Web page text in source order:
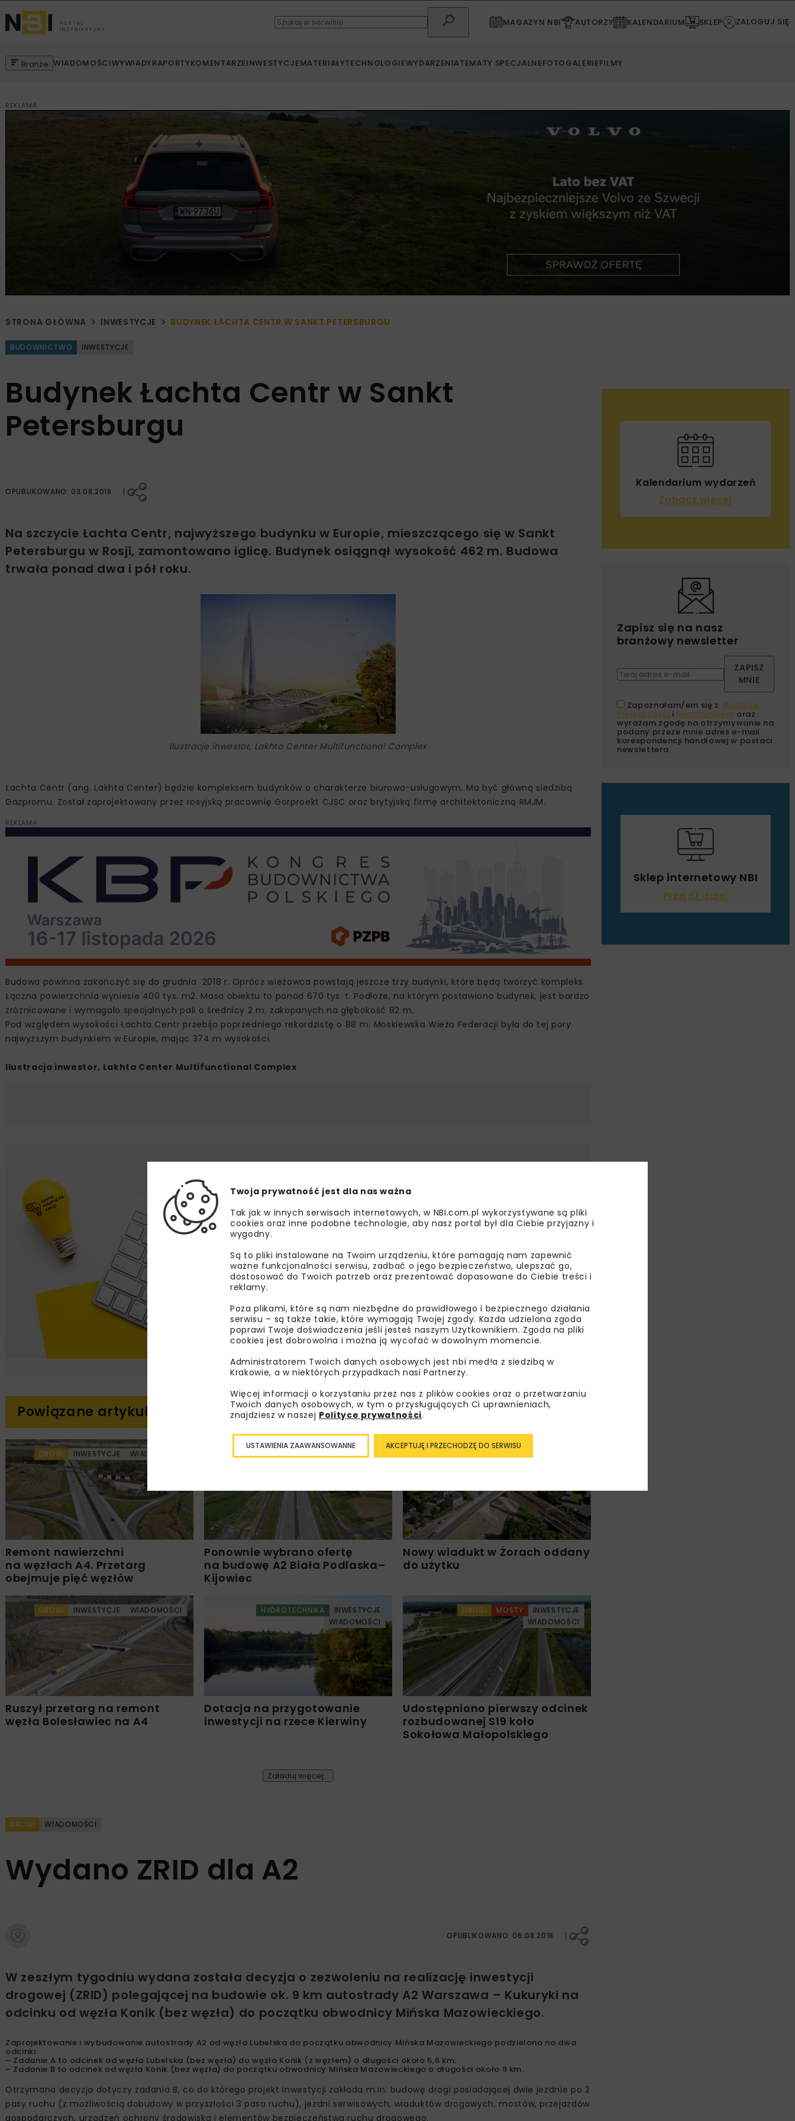
MAGAZYN NBI AUTORZY KALENDARIUM SKLEP ZALOGUJ SIĘ
Branże WIADOMOŚCIWYWIADYRAPORTYKOMENTARZEINWESTYCJEMATERIAŁYTECHNOLOGIEWYDARZENIATEMATY SPECJALNEFOTOGALERIEFILMY
REKLAMA
STRONA GŁÓWNA INWESTYCJE BUDYNEK ŁACHTA CENTR W SANKT PETERSBURGU
BUDOWNICTWO INWESTYCJE
Budynek Łachta Centr w Sankt
Petersburgu
OPUBLIKOWANO: 03.08.2018
Na szczycie Łachta Centr, najwyższego budynku w Europie, mieszczącego się w Sankt
Petersburgu w Rosji, zamontowano iglicę. Budynek osiągnął wysokość 462 m. Budowa
trwała ponad dwa i pół roku.
Ilustracje inwestor, Lakhta Center Multifunctional Complex
Łachta Centr (ang. Lakhta Center) będzie kompleksem budynków o charakterze biurowo-usługowym. Ma być główną siedzibą
Gazpromu. Został zaprojektowany przez rosyjską pracownię Gorproekt CJSC oraz brytyjską firmę architektoniczną RMJM.
REKLAMA
Budowa powinna zakończyć się do grudnia 2018 r. Oprócz wieżowca powstają jeszcze trzy budynki, które będą tworzyć kompleks.
Łączna powierzchnia wyniesie 400 tys. m2. Masa obiektu to ponad 670 tys. t. Podłoże, na którym postawiono budynek, jest bardzo
zróżnicowane i wymagało specjalnych pali o średnicy 2 m, zakopanych na głębokość 82 m.
Pod względem wysokości Łachta Centr przebija poprzedniego rekordzistę o 88 m. Moskiewska Wieża Federacji była do tej pory
najwyższym budynkiem w Europie, mając 374 m wysokości.
Ilustracja inwestor, Lakhta Center Multifunctional Complex
Zapisz się do newslettera aby otrzymywać od nas
najlepsze informacje branżowe, zaproszenia na
wydarzenia, atrakcyjne oferty i dedykowane akcje
specjalne.
Zapoznałam/em się z
wyrażam zgodę na otrzymywanie na podany przeze mnie adres e-
mail korespondencji handlowej w postaci newslettera.
ZAPISZ MNIE
Powiązane artykuły
DROGI INWESTYCJE WIADOMOŚCI
Remont nawierzchni
na węzłach A4. Przetarg
obejmuje pięć węzłów
DROGI INWESTYCJE WIADOMOŚCI
Ponownie wybrano ofertę
na budowę A2 Biała Podlaska–
Kijowiec
INWESTYCJE
Nowy wiadukt w Żorach oddany
do użytku
DROGI INWESTYCJE WIADOMOŚCI
Ruszył przetarg na remont
węzła Bolesławiec na A4
HYDROTECHNIKA
INWESTYCJE
WIADOMOŚCI
Dotacja na przygotowanie
inwestycji na rzece Kierwiny
DROGI MOSTY
INWESTYCJE
WIADOMOŚCI
Udostępniono pierwszy odcinek
rozbudowanej S19 koło
Sokołowa Małopolskiego
Załaduj więcej...
DROGI WIADOMOŚCI
Wydano ZRID dla A2
OPUBLIKOWANO: 06.08.2018
W zeszłym tygodniu wydana została decyzja o zezwoleniu na realizację inwestycji
drogowej (ZRID) polegającej na budowie ok. 9 km autostrady A2 Warszawa – Kukuryki na
odcinku od węzła Konik (bez węzła) do początku obwodnicy Mińska Mazowieckiego.
Zaprojektowanie i wybudowanie autostrady A2 od węzła Lubelska do początku obwodnicy Mińska Mazowieckiego podzielono na dwa
odcinki:
– Zadanie A to odcinek od węzła Lubelska (bez węzła) do węzła Konik (z węzłem) o długości około 5,6 km;
– Zadanie B to odcinek od węzła Konik (bez węzła) do początku obwodnicy Mińska Mazowieckiego o długości około 9 km.
Otrzymana decyzja dotyczy zadania B, co do którego projekt inwestycji zakłada m.in. budowę drogi posiadającej dwie jezdnie po 2
pasy ruchu (z możliwością dobudowy w przyszłości 3 pasa ruchu), jezdni serwisowych, wiaduktów drogowych, mostów, przejazdów
gospodarczych, urządzeń ochrony środowiska i elementów bezpieczeństwa ruchu drogowego.
Kalendarium wydarzeń
Zobacz więcej
Zapisz się na nasz
branżowy newsletter
ZAPISZ
MNIE
Zapoznałam/em się z Polityką
Prywatności i Regulaminem oraz
wyrażam zgodę na otrzymywanie na
podany przeze mnie adres e-mail
korespondencji handlowej w postaci
newslettera.
Sklep internetowy NBI
Przejdź dalej
Twoja prywatność jest dla nas ważna
Tak jak w innych serwisach internetowych, w NBI.com.pl wykorzystywane są pliki
cookies oraz inne podobne technologie, aby nasz portal był dla Ciebie przyjazny i
wygodny.
Są to pliki instalowane na Twoim urządzeniu, które pomagają nam zapewnić
ważne funkcjonalności serwisu, zadbać o jego bezpieczeństwo, ulepszać go,
dostosować do Twoich potrzeb oraz prezentować dopasowane do Ciebie treści i
reklamy.
Poza plikami, które są nam niezbędne do prawidłowego i bezpiecznego działania
serwisu – są także takie, które wymagają Twojej zgody. Każda udzielona zgoda
poprawi Twoje doświadczenia jeśli jesteś naszym Użytkownikiem. Zgoda na pliki
cookies jest dobrowolna i można ją wycofać w dowolnym momencie.
Administratorem Twoich danych osobowych jest nbi med!a z siedzibą w
Krakowie, a w niektórych przypadkach nasi Partnerzy.
Więcej informacji o korzystaniu przez nas z plików cookies oraz o przetwarzaniu
Twoich danych osobowych, w tym o przysługujących Ci uprawnieniach,
znajdziesz w naszej Polityce prywatności.
AKCEPTUJĘ I PRZECHODZĘ DO SERWISU
USTAWIENIA ZAAWANSOWANNE